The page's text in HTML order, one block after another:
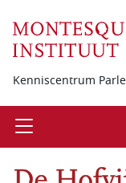
Kenniscentrum
Open